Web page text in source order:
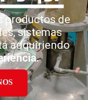
productos de
sistemas
adquiriendo